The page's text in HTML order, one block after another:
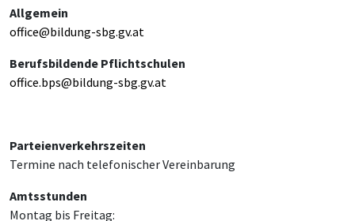
Allgemein
office@bildung-sbg.gv.at
Berufsbildende Pflichtschulen
office.bps@bildung-sbg.gv.at
Parteienverkehrszeiten
Termine nach telefonischer Vereinbarung
Amtsstunden
Montag bis Freitag: